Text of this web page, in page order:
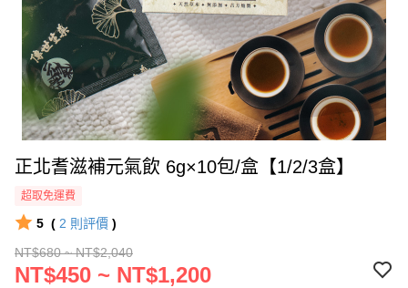
正北耆滋補元氣飲 6g×10包/盒【1/2/3盒】
超取免運費
5 ( 2 則評價 )
NT$680 ~ NT$2,040
NT$450 ~ NT$1,200